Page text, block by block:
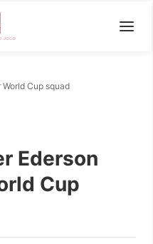
Cup squad
Ederson
Cup